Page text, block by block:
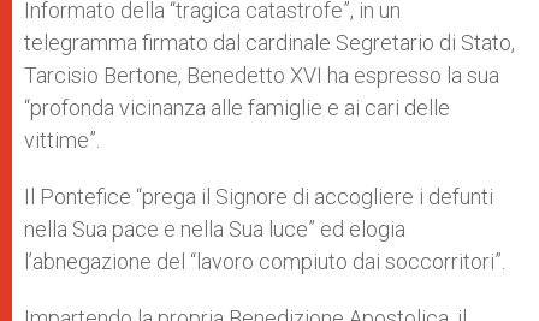
Informato della “tragica catastrofe”, in un
telegramma firmato dal cardinale Segretario di Stato,
Tarcisio Bertone, Benedetto XVI ha espresso la sua
“profonda vicinanza alle famiglie e ai cari delle
vittime”.
Il Pontefice “prega il Signore di accogliere i defunti
nella Sua pace e nella Sua luce” ed elogia
l’abnegazione del “lavoro compiuto dai soccorritori”.